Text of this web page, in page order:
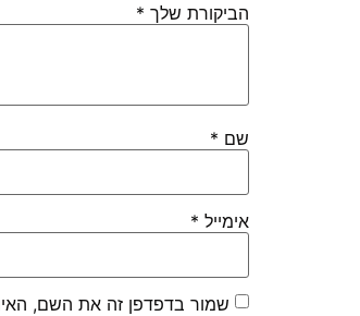
הביקורת שלך *
שם *
אימייל *
שמור בדפדפן זה את השם,